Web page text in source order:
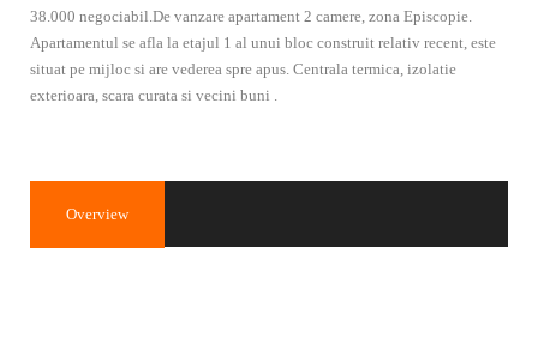
38.000 negociabil.De vanzare apartament 2 camere, zona Episcopie.
Apartamentul se afla la etajul 1 al unui bloc construit relativ recent, este
situat pe mijloc si are vederea spre apus. Centrala termica, izolatie
exterioara, scara curata si vecini buni .
Overview